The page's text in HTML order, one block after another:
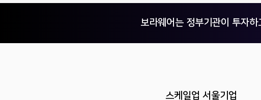
보라웨어는 정부기관이 투자
스케일업 서울기업